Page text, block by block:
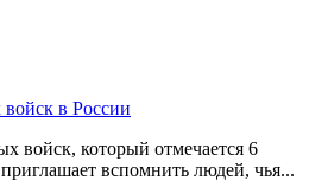
в России
войск, который отмечается 6
вспомнить людей, чья...